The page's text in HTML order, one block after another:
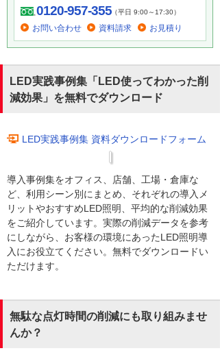
0120-957-355（平日 9:00～17:30）
お問い合わせ 資料請求 お見積り
LED実践事例集「LED使ってわかった削
減効果」を無料でダウンロード
LED実践事例集 資料ダウンロードフォーム
導入事例集をオフィス、店舗、工場・倉庫な
ど、利用シーン別にまとめ、それぞれの導入メ
リットやおすすめLED照明、平均的な削減効果
をご紹介しています。実際の削減データを参考
にしながら、お客様の環境にあったLED照明導
入にお役立てください。無料でダウンロードい
ただけます。
無駄な点灯時間の削減にも取り組みませ
んか？